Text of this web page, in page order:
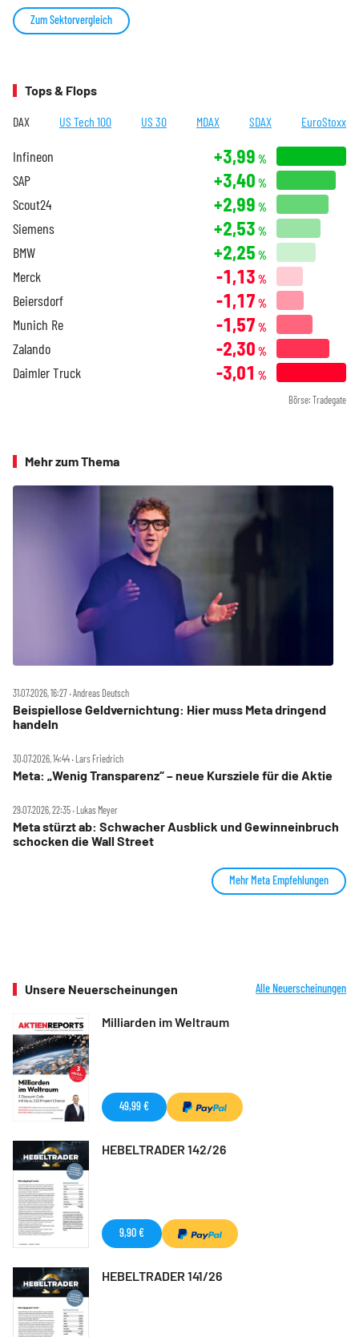
Zum Sektorvergleich
Tops & Flops
DAX US Tech 100 US 30 MDAX SDAX EuroStoxx
Infineon +3,99 %
SAP +3,40 %
Scout24 +2,99 %
Siemens +2,53 %
BMW +2,25 %
Merck -1,13 %
Beiersdorf -1,17 %
Munich Re -1,57 %
Zalando -2,30 %
Daimler Truck -3,01 %
Börse: Tradegate
Mehr zum Thema
31.07.2026, 16:27 ‧ Andreas Deutsch
Beispiellose Geldvernichtung: Hier muss Meta dringend
handeln
30.07.2026, 14:44 ‧ Lars Friedrich
Meta: „Wenig Transparenz“ – neue Kursziele für die Aktie
29.07.2026, 22:35 ‧ Lukas Meyer
Meta stürzt ab: Schwacher Ausblick und Gewinneinbruch
schocken die Wall Street
Mehr Meta Empfehlungen
Unsere Neuerscheinungen Alle Neuerscheinungen
Milliarden im Weltraum
49,99 €
HEBELTRADER 142/26
9,90 €
HEBELTRADER 141/26